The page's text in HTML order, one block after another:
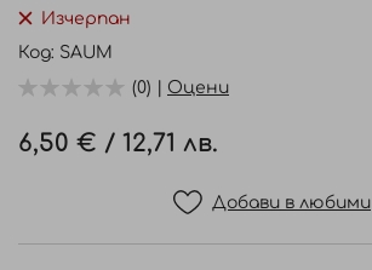
галерия
със
Изчерпан
Код SAUM
(0) | Оцени
6,50 € / 12,71 лв.
Добави в любими